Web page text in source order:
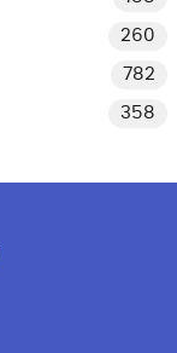
260
782
358